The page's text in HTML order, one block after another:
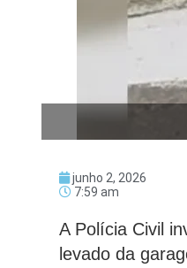
junho 2, 2026
7:59 am
A Polícia Civil
levado da